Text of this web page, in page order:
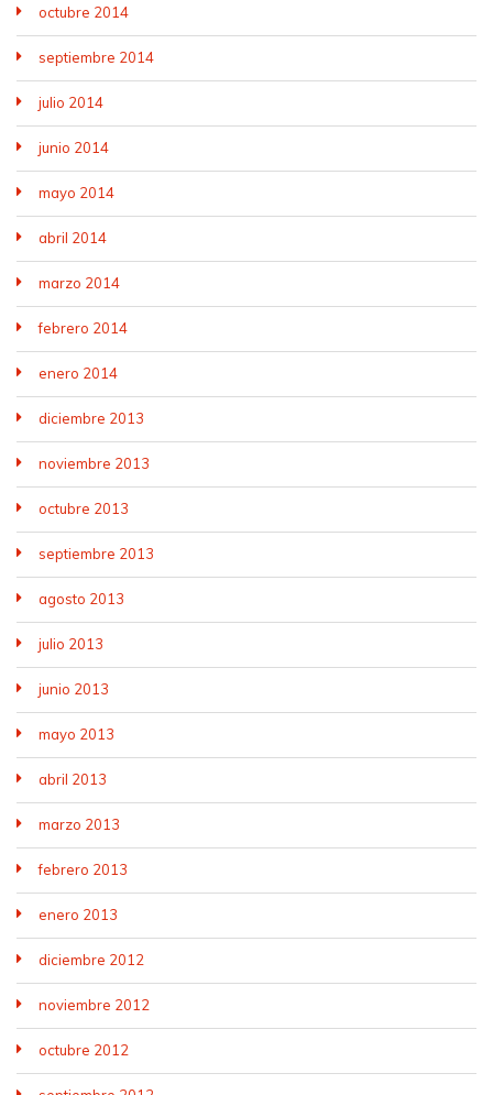
octubre 2014
septiembre 2014
julio 2014
junio 2014
mayo 2014
abril 2014
marzo 2014
febrero 2014
enero 2014
diciembre 2013
noviembre 2013
octubre 2013
septiembre 2013
agosto 2013
julio 2013
junio 2013
mayo 2013
abril 2013
marzo 2013
febrero 2013
enero 2013
diciembre 2012
noviembre 2012
octubre 2012